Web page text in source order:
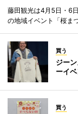
藤田観光は4月5日・6
の地域イベント「桜ま
買う
ジー
ーイ
買う